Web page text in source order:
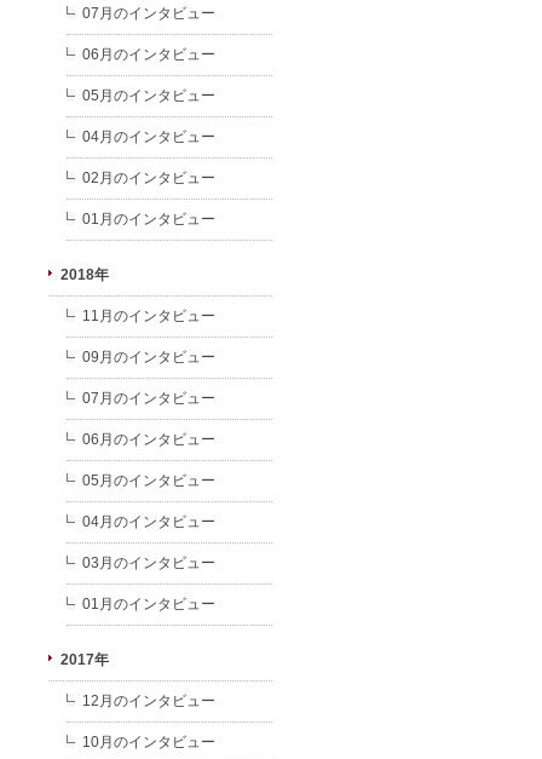
07月のインタビュー
06月のインタビュー
05月のインタビュー
04月のインタビュー
02月のインタビュー
01月のインタビュー
2018年
11月のインタビュー
09月のインタビュー
07月のインタビュー
06月のインタビュー
05月のインタビュー
04月のインタビュー
03月のインタビュー
01月のインタビュー
2017年
12月のインタビュー
10月のインタビュー